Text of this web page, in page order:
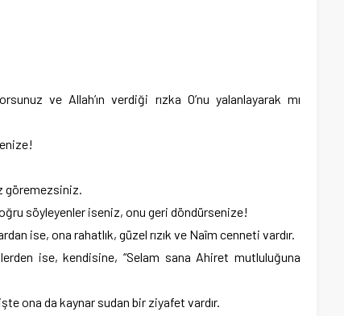
ve Allah’ın verdiği rızka O’nu yalanlayarak mı
göremezsiniz.
söyleyenler iseniz, onu geri döndürsenize!
ise, ona rahatlık, güzel rızık ve Naîm cenneti vardır.
ise, kendisine, “Selam sana Ahiret mutluluğuna
ona da kaynar sudan bir ziyafet vardır.